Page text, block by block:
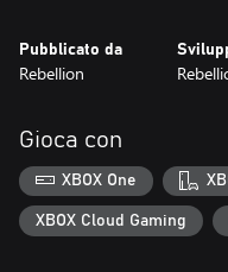
e feroce combattimento
mantenere una mira stabile
Ambientazione verdeggiante
campagna britannica, con
villaggi rurali, nasconde dei
sette, grotte naturali, bunker
esplori questo mondo
Pubblicato da
Rebellion
Gioca con
XBOX One
XBOX Cloud Gaming